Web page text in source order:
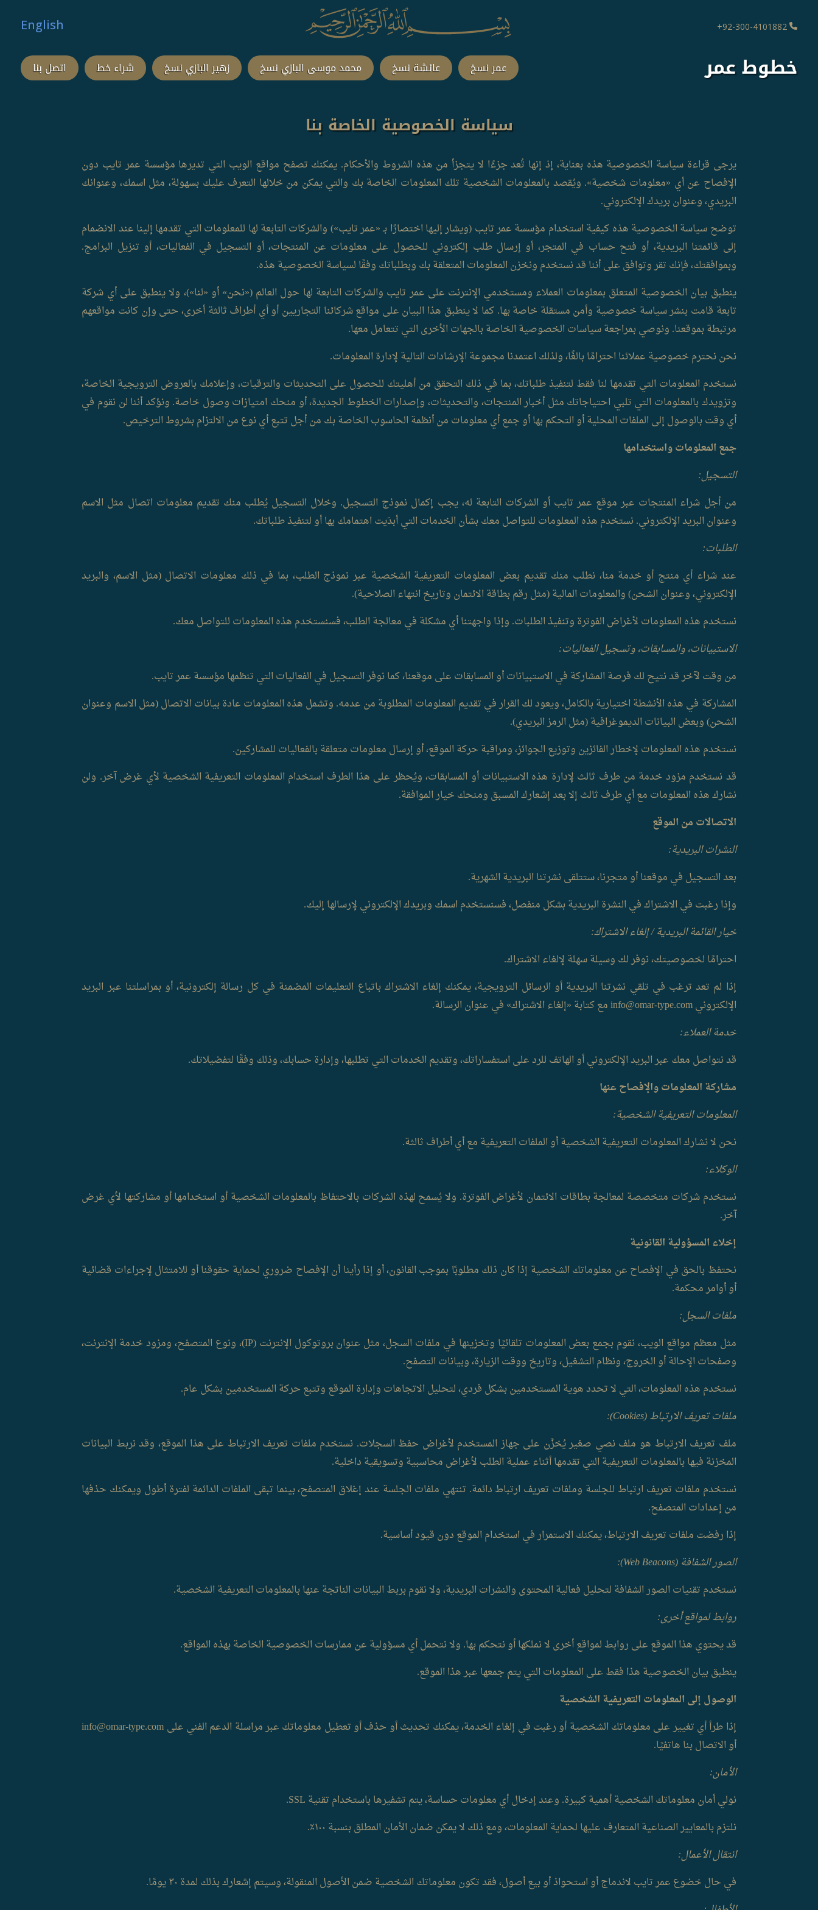
92-300-4101882+
English
عمر نسخ عائشة نسخ محمد موسى البازي نسخ زهير البازي نسخ شراء خط اتصل بنا خطوط عمر
سياسة الخصوصية الخاصة بنا
يرجى قراءة سياسة الخصوصية هذه بعناية، إذ إنها تُعد جزءًا لا يتجزأ من هذه الشروط والأحكام. يمكنك تصفح مواقع الويب التي تديرها مؤسسة عمر تايب دون
الإفصاح عن أي «معلومات شخصية». ويُقصد بالمعلومات الشخصية تلك المعلومات الخاصة بك والتي يمكن من خلالها التعرف عليك بسهولة، مثل اسمك، وعنوانك
البريدي، وعنوان بريدك الإلكتروني.
توضح سياسة الخصوصية هذه كيفية استخدام مؤسسة عمر تايب (ويشار إليها اختصارًا بـ «عمر تايب») والشركات التابعة لها للمعلومات التي تقدمها إلينا عند الانضمام
إلى قائمتنا البريدية، أو فتح حساب في المتجر، أو إرسال طلب إلكتروني للحصول على معلومات عن المنتجات، أو التسجيل في الفعاليات، أو تنزيل البرامج.
وبموافقتك، فإنك تقر وتوافق على أننا قد نستخدم ونخزن المعلومات المتعلقة بك وبطلباتك وفقًا لسياسة الخصوصية هذه.
ينطبق بيان الخصوصية المتعلق بمعلومات العملاء ومستخدمي الإنترنت على عمر تايب والشركات التابعة لها حول العالم («نحن» أو «لنا»)، ولا ينطبق على أي شركة
تابعة قامت بنشر سياسة خصوصية وأمن مستقلة خاصة بها. كما لا ينطبق هذا البيان على مواقع شركائنا التجاريين أو أي أطراف ثالثة أخرى، حتى وإن كانت مواقعهم
مرتبطة بموقعنا. ونوصي بمراجعة سياسات الخصوصية الخاصة بالجهات الأخرى التي تتعامل معها.
نحن نحترم خصوصية عملائنا احترامًا بالغًا، ولذلك اعتمدنا مجموعة الإرشادات التالية لإدارة المعلومات.
نستخدم المعلومات التي تقدمها لنا فقط لتنفيذ طلباتك، بما في ذلك التحقق من أهليتك للحصول على التحديثات والترقيات، وإعلامك بالعروض الترويجية الخاصة،
وتزويدك بالمعلومات التي تلبي احتياجاتك مثل أخبار المنتجات، والتحديثات، وإصدارات الخطوط الجديدة، أو منحك امتيازات وصول خاصة. ونؤكد أننا لن نقوم في
أي وقت بالوصول إلى الملفات المحلية أو التحكم بها أو جمع أي معلومات من أنظمة الحاسوب الخاصة بك من أجل تتبع أي نوع من الالتزام بشروط الترخيص.
جمع المعلومات واستخدامها
التسجيل:
من أجل شراء المنتجات عبر موقع عمر تايب أو الشركات التابعة له، يجب إكمال نموذج التسجيل. وخلال التسجيل يُطلب منك تقديم معلومات اتصال مثل الاسم
وعنوان البريد الإلكتروني. نستخدم هذه المعلومات للتواصل معك بشأن الخدمات التي أبدَيت اهتمامك بها أو لتنفيذ طلباتك.
الطلبات:
عند شراء أي منتج أو خدمة منا، نطلب منك تقديم بعض المعلومات التعريفية الشخصية عبر نموذج الطلب، بما في ذلك معلومات الاتصال (مثل الاسم، والبريد
الإلكتروني، وعنوان الشحن) والمعلومات المالية (مثل رقم بطاقة الائتمان وتاريخ انتهاء الصلاحية).
نستخدم هذه المعلومات لأغراض الفوترة وتنفيذ الطلبات. وإذا واجهتنا أي مشكلة في معالجة الطلب، فسنستخدم هذه المعلومات للتواصل معك.
الاستبيانات، والمسابقات، وتسجيل الفعاليات:
من وقت لآخر قد نتيح لك فرصة المشاركة في الاستبيانات أو المسابقات على موقعنا، كما نوفر التسجيل في الفعاليات التي تنظمها مؤسسة عمر تايب.
المشاركة في هذه الأنشطة اختيارية بالكامل، ويعود لك القرار في تقديم المعلومات المطلوبة من عدمه. وتشمل هذه المعلومات عادة بيانات الاتصال (مثل الاسم وعنوان
الشحن) وبعض البيانات الديموغرافية (مثل الرمز البريدي).
نستخدم هذه المعلومات لإخطار الفائزين وتوزيع الجوائز، ومراقبة حركة الموقع، أو إرسال معلومات متعلقة بالفعاليات للمشاركين.
قد نستخدم مزود خدمة من طرف ثالث لإدارة هذه الاستبيانات أو المسابقات، ويُحظر على هذا الطرف استخدام المعلومات التعريفية الشخصية لأي غرض آخر. ولن
نشارك هذه المعلومات مع أي طرف ثالث إلا بعد إشعارك المسبق ومنحك خيار الموافقة.
الاتصالات من الموقع
النشرات البريدية:
بعد التسجيل في موقعنا أو متجرنا، ستتلقى نشرتنا البريدية الشهرية.
وإذا رغبت في الاشتراك في النشرة البريدية بشكل منفصل، فسنستخدم اسمك وبريدك الإلكتروني لإرسالها إليك.
خيار القائمة البريدية / إلغاء الاشتراك:
احترامًا لخصوصيتك، نوفر لك وسيلة سهلة لإلغاء الاشتراك.
إذا لم تعد ترغب في تلقي نشرتنا البريدية أو الرسائل الترويجية، يمكنك إلغاء الاشتراك باتباع التعليمات المضمنة في كل رسالة إلكترونية، أو بمراسلتنا عبر البريد
الإلكتروني info@omar-type.com مع كتابة «إلغاء الاشتراك» في عنوان الرسالة.
خدمة العملاء:
قد نتواصل معك عبر البريد الإلكتروني أو الهاتف للرد على استفساراتك، وتقديم الخدمات التي تطلبها، وإدارة حسابك، وذلك وفقًا لتفضيلاتك.
مشاركة المعلومات والإفصاح عنها
المعلومات التعريفية الشخصية:
نحن لا نشارك المعلومات التعريفية الشخصية أو الملفات التعريفية مع أي أطراف ثالثة.
الوكلاء:
نستخدم شركات متخصصة لمعالجة بطاقات الائتمان لأغراض الفوترة. ولا يُسمح لهذه الشركات بالاحتفاظ بالمعلومات الشخصية أو استخدامها أو مشاركتها لأي غرض
آخر.
إخلاء المسؤولية القانونية
نحتفظ بالحق في الإفصاح عن معلوماتك الشخصية إذا كان ذلك مطلوبًا بموجب القانون، أو إذا رأينا أن الإفصاح ضروري لحماية حقوقنا أو للامتثال لإجراءات قضائية
أو أوامر محكمة.
ملفات السجل:
مثل معظم مواقع الويب، نقوم بجمع بعض المعلومات تلقائيًا وتخزينها في ملفات السجل، مثل عنوان بروتوكول الإنترنت (IP)، ونوع المتصفح، ومزود خدمة الإنترنت،
وصفحات الإحالة أو الخروج، ونظام التشغيل، وتاريخ ووقت الزيارة، وبيانات التصفح.
نستخدم هذه المعلومات، التي لا تحدد هوية المستخدمين بشكل فردي، لتحليل الاتجاهات وإدارة الموقع وتتبع حركة المستخدمين بشكل عام.
ملفات تعريف الارتباط (Cookies):
ملف تعريف الارتباط هو ملف نصي صغير يُخزَّن على جهاز المستخدم لأغراض حفظ السجلات. نستخدم ملفات تعريف الارتباط على هذا الموقع، وقد نربط البيانات
المخزنة فيها بالمعلومات التعريفية التي تقدمها أثناء عملية الطلب لأغراض محاسبية وتسويقية داخلية.
نستخدم ملفات تعريف ارتباط للجلسة وملفات تعريف ارتباط دائمة. تنتهي ملفات الجلسة عند إغلاق المتصفح، بينما تبقى الملفات الدائمة لفترة أطول ويمكنك حذفها
من إعدادات المتصفح.
إذا رفضت ملفات تعريف الارتباط، يمكنك الاستمرار في استخدام الموقع دون قيود أساسية.
الصور الشفافة (Web Beacons):
نستخدم تقنيات الصور الشفافة لتحليل فعالية المحتوى والنشرات البريدية، ولا نقوم بربط البيانات الناتجة عنها بالمعلومات التعريفية الشخصية.
روابط لمواقع أخرى:
قد يحتوي هذا الموقع على روابط لمواقع أخرى لا نملكها أو نتحكم بها. ولا نتحمل أي مسؤولية عن ممارسات الخصوصية الخاصة بهذه المواقع.
ينطبق بيان الخصوصية هذا فقط على المعلومات التي يتم جمعها عبر هذا الموقع.
الوصول إلى المعلومات التعريفية الشخصية
إذا طرأ أي تغيير على معلوماتك الشخصية أو رغبت في إلغاء الخدمة، يمكنك تحديث أو حذف أو تعطيل معلوماتك عبر مراسلة الدعم الفني على info@omar-type.com
أو الاتصال بنا هاتفيًا.
الأمان:
نولي أمان معلوماتك الشخصية أهمية كبيرة. وعند إدخال أي معلومات حساسة، يتم تشفيرها باستخدام تقنية SSL.
نلتزم بالمعايير الصناعية المتعارف عليها لحماية المعلومات، ومع ذلك لا يمكن ضمان الأمان المطلق بنسبة ١٠٠٪.
انتقال الأعمال:
في حال خضوع عمر تايب لاندماج أو استحواذ أو بيع أصول، فقد تكون معلوماتك الشخصية ضمن الأصول المنقولة، وسيتم إشعارك بذلك لمدة ٣٠ يومًا.